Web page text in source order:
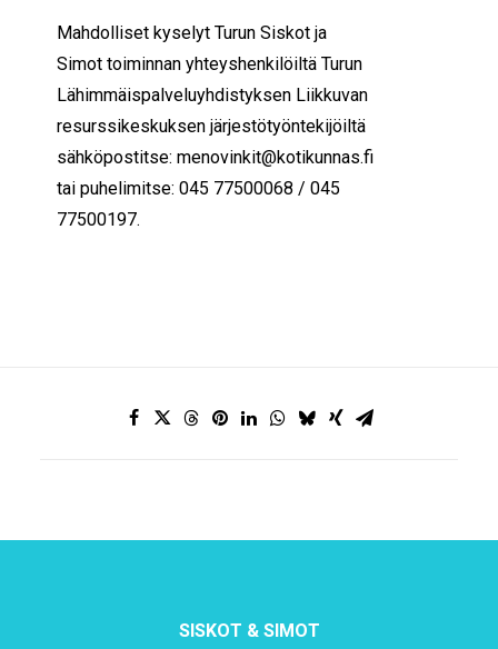
Mahdolliset kyselyt Turun Siskot ja
Simot toiminnan yhteyshenkilöiltä Turun
Lähimmäispalveluyhdistyksen Liikkuvan
resurssikeskuksen järjestötyöntekijöiltä
sähköpostitse: menovinkit@kotikunnas.fi
tai puhelimitse: 045 77500068 / 045
77500197.
SISKOT & SIMOT